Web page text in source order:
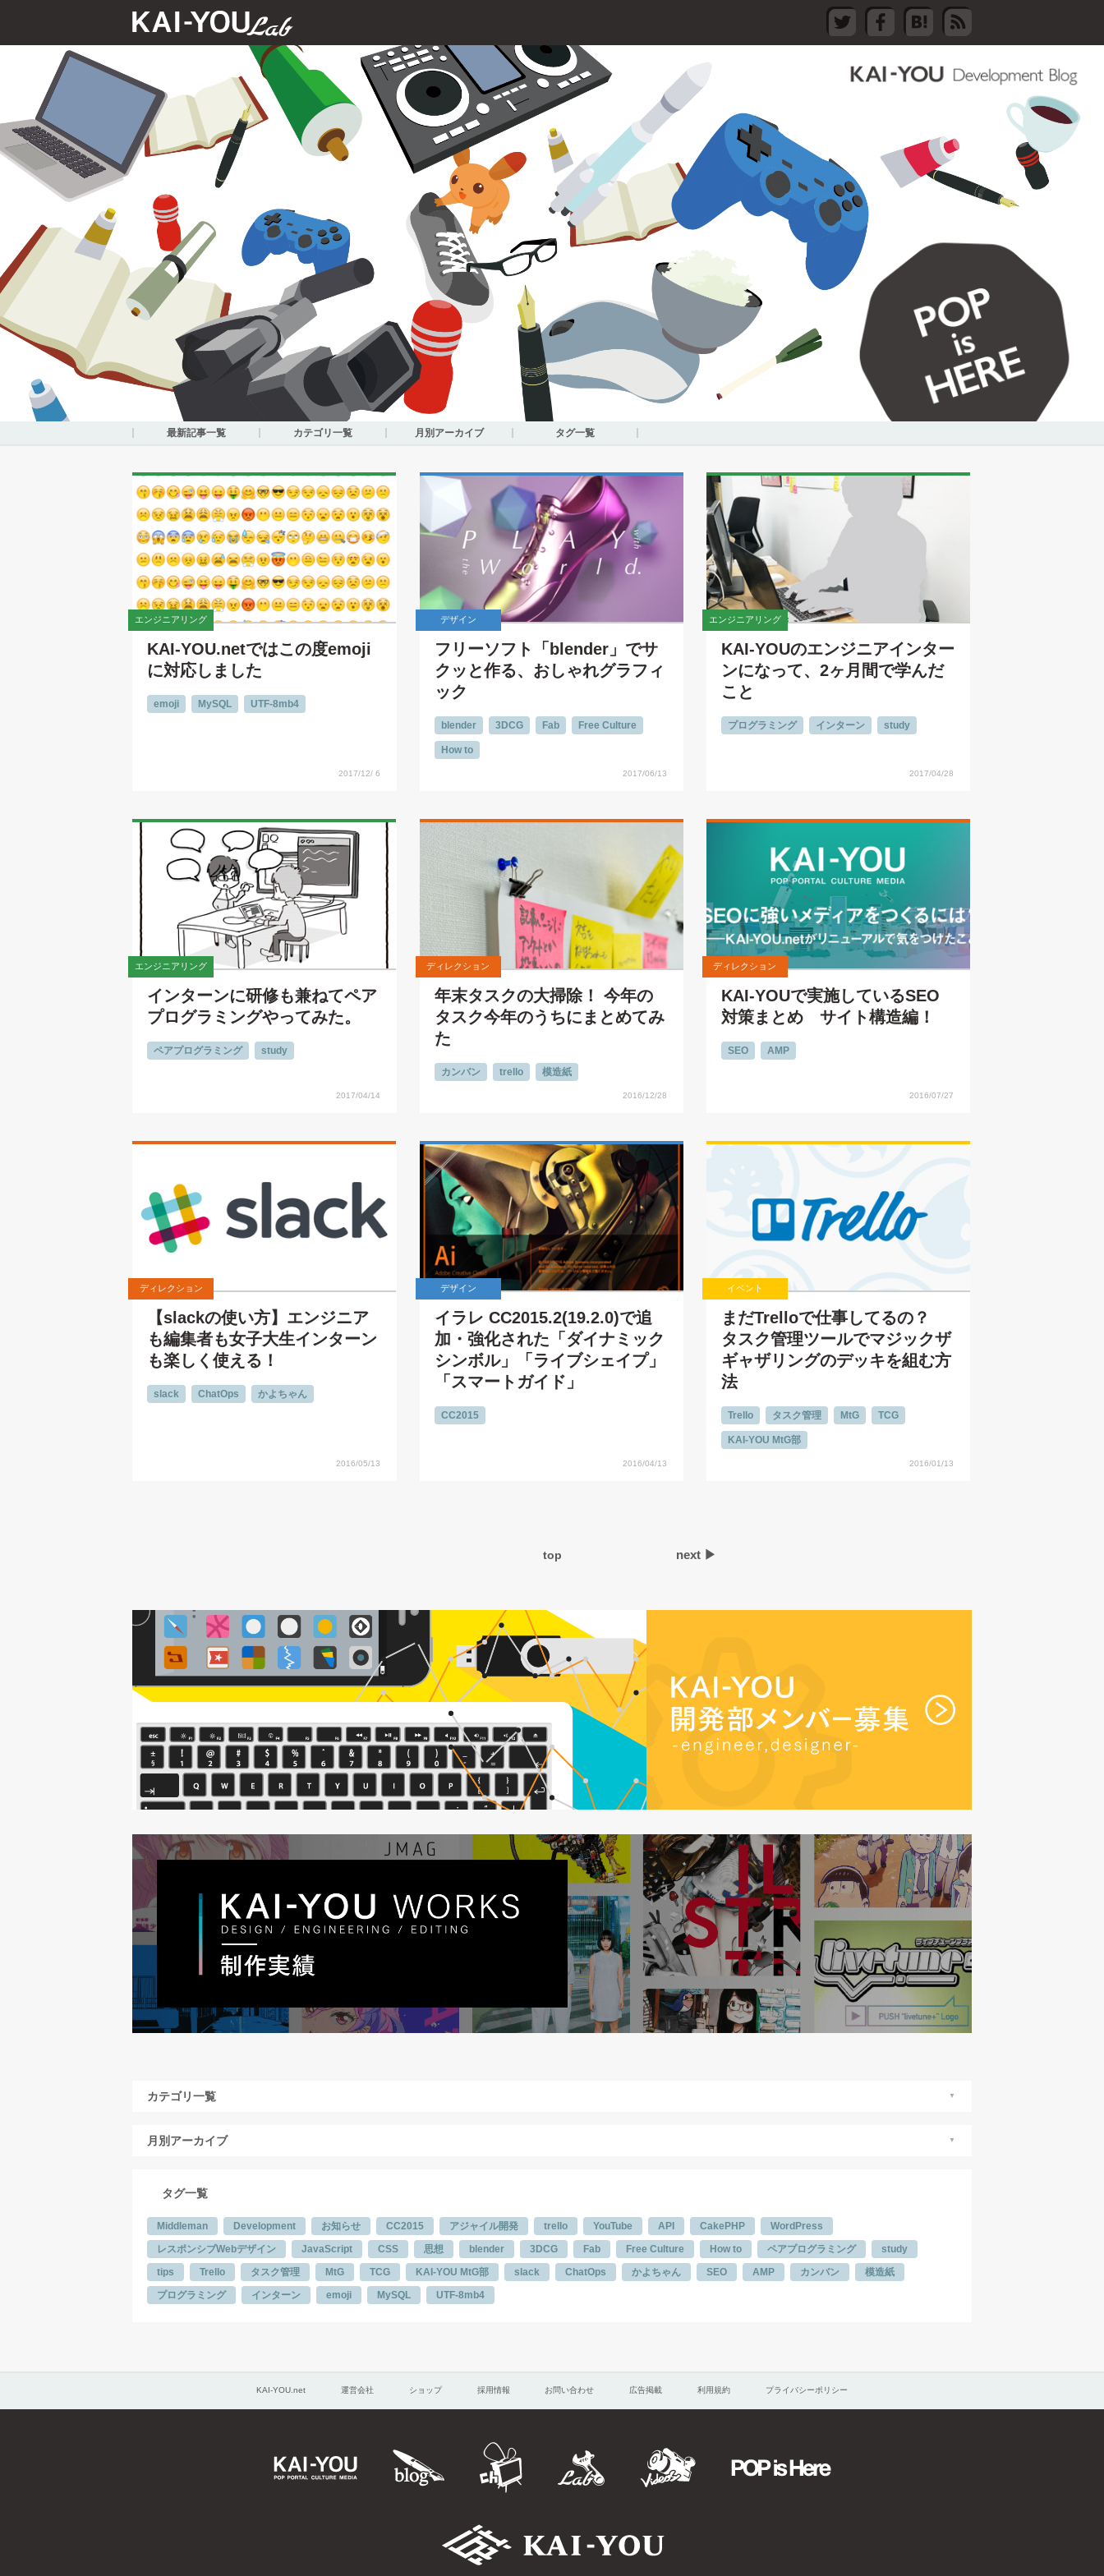
Twitter FaceBook はてなブックマーク
最新記事一覧 カテゴリ一覧 月別アーカイブ タグ一覧
エンジニアリング
KAI-YOU.netではこの度emoji
に対応しました
emoji MySQL UTF-8mb4
2017/12/ 6
デザイン
フリーソフト「blender」でサ
クッと作る、おしゃれグラフィ
ック
blender 3DCG Fab Free Culture
How to
2017/06/13
エンジニアリング
KAI-YOUのエンジニアインター
ンになって、2ヶ月間で学んだ
こと
プログラミング インターン study
2017/04/28
エンジニアリング
インターンに研修も兼ねてペア
プログラミングやってみた。
ペアプログラミング study
2017/04/14
ディレクション
年末タスクの大掃除！ 今年の
タスク今年のうちにまとめてみ
た
カンバン trello 模造紙
2016/12/28
ディレクション
KAI-YOUで実施しているSEO
対策まとめ サイト構造編！
SEO AMP
2016/07/27
ディレクション
【slackの使い方】エンジニア
も編集者も女子大生インターン
も楽しく使える！
slack ChatOps かよちゃん
2016/05/13
デザイン
イラレ CC2015.2(19.2.0)で追
加・強化された「ダイナミック
シンボル」「ライブシェイプ」
「スマートガイド」
CC2015
2016/04/13
イベント
まだTrelloで仕事してるの？
タスク管理ツールでマジックザ
ギャザリングのデッキを組む方
法
Trello タスク管理 MtG TCG
KAI-YOU MtG部
2016/01/13
next ▶︎
top
カテゴリ一覧
月別アーカイブ
タグ一覧
Middleman Development お知らせ CC2015 アジャイル開発 trello YouTube API CakePHP
WordPress
レスポンシブWebデザイン
JavaScript CSS 思想 blender 3DCG Fab Free Culture How to ペアプログラミング
study
tips
Trello タスク管理 MtG TCG KAI-YOU MtG部 slack ChatOps かよちゃん SEO AMP カンバン
模造紙
プログラミング
インターン emoji MySQL UTF-8mb4
KAI-YOU.net 運営会社 ショップ 採用情報 お問い合わせ 広告掲載 利用規約 プライバシーポリシー
KAI-YOU.net
KAI-YOU BLOG
KAI-YOU.Lab